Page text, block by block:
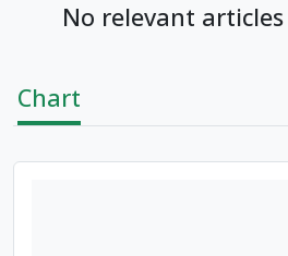
No relevant
Chart